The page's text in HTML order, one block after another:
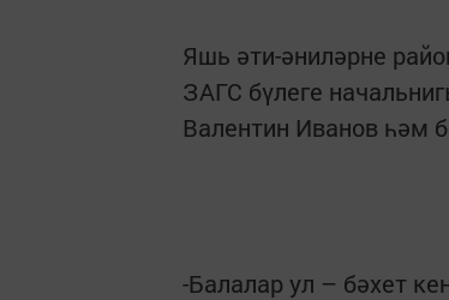
Яшь әти-әниләрне
ЗАГС бүлеге
Валентин Иванов һәм
-Балалар ул – бәхет